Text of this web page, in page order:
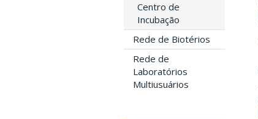
Centro de
Incubação
Rede de Biotérios
Rede de
Laboratórios
Multiusuários